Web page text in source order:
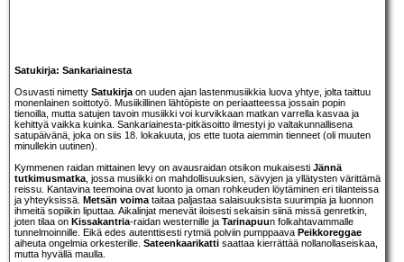
Satukirja: Sankariainesta
Osuvasti nimetty Satukirja on uuden ajan lastenmusiikkia luova yhtye, jolta taittuu
monenlainen soittotyö. Musiikillinen lähtöpiste on periaatteessa jossain popin
tienoilla, mutta satujen tavoin musiikki voi kurvikkaan matkan varrella kasvaa ja
kehittyä vaikka kuinka. Sankariainesta-pitkäsoitto ilmestyi jo valtakunnallisena
satupäivänä, joka on siis 18. lokakuuta, jos ette tuota aiemmin tienneet (oli muuten
minullekin uutinen).
Kymmenen raidan mittainen levy on avausraidan otsikon mukaisesti Jännä
tutkimusmatka , jossa musiikki on mahdollisuuksien, sävyjen ja yllätysten värittämä
reissu. Kantavina teemoina ovat luonto ja oman rohkeuden löytäminen eri tilanteissa
ja yhteyksissä. Metsän voima taitaa paljastaa salaisuuksista suurimpia ja luonnon
ihmeitä sopiikin liputtaa. Aikalinjat menevät iloisesti sekaisin siinä missä genretkin,
joten tilaa on Kissakantria-raidan westernille ja Tarinapuun folkahtavammalle
tunnelmoinnille. Eikä edes autenttisesti rytmiä polviin pumppaava Peikkoreggae
aiheuta ongelmia orkesterille. Sateenkaarikatti saattaa kierrättää nollanollaseiskaa,
mutta hyvällä maulla.